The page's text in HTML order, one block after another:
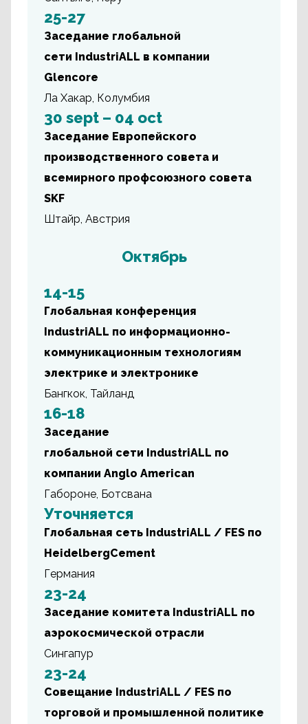
25-27
Заседание глобальной
сети IndustriALL в компании
Glencore
Ла Хакар, Колумбия
30 sept – 04 oct
Заседание Европейского
производственного совета и
всемирного профсоюзного совета
SKF
Штайр, Австрия
Октябрь
14-15
Глобальная конференция
IndustriALL по информационно-
коммуникационным технологиям
электрике и электронике
Бангкок, Тайланд
16-18
Заседание
глобальной сети IndustriALL по
компании Anglo American
Габороне, Ботсвана
Уточняется
Глобальная сеть IndustriALL / FES по
HeidelbergCement
Германия
23-24
Заседание комитета IndustriALL по
аэрокосмической отрасли
Сингапур
23-24
Совещание IndustriALL / FES по
торговой и промышленной политике